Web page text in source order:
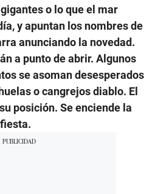
o lo que el mar
y apuntan los nombres de
anunciando la novedad.
a punto de abrir. Algunos
se asoman desesperados
o cangrejos diablo. El
posición. Se enciende la